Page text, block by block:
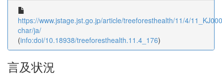
https://www.jstage.jst.go.jp/article/treeforesthealth/11/4/
char/ja/
(info:doi/10.18938/treeforesthealth.11.4_176)
言及状況